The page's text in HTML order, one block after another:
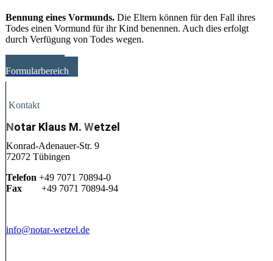
Bennung eines Vormunds.Die Eltern können für den Fall ihres
Todes einen Vormund für ihr Kind benennen. Auch dies erfolgt
durch Verfügung von Todes wegen.
Formularbereich
Kontakt
Notar Klaus M. Wetzel
Konrad-Adenauer-Str. 9
72072 Tübingen
Telefon +49 7071 70894-0
Fax +49 7071 70894-94
info@notar-wetzel.de